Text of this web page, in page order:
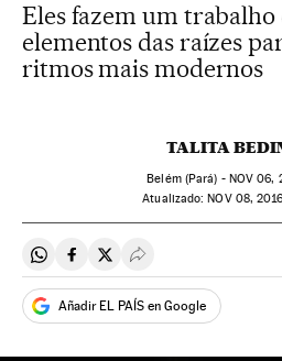
Eles fazem um
elementos das raízes
ritmos mais modernos
TALITA
Belém (Pará) - NOV 06,
atualizado: NOV08,
Compartir en Whatsapp
Compartir en Facebook
Compartir en Twitter
Desplegar Redes
Añadir EL PAÍS en Google